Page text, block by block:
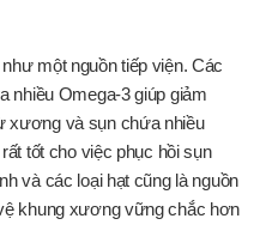
một nguồn tiếp viện. Các
nhiều Omega-3 giúp giảm
xương và sụn chứa nhiều
tốt cho việc phục hồi sụn
và các loại hạt cũng là nguồn
khung xương vững chắc hơn